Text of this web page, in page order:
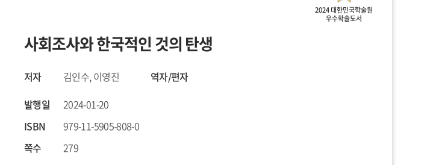
2024 대한민국학술원
우수학술도서
사회조사와 한국적인 것의 탄생
저자 김인수, 이영진
역자/편자
발행일
2024-01-20
ISBN
979-11-5905-808-0
쪽수
279